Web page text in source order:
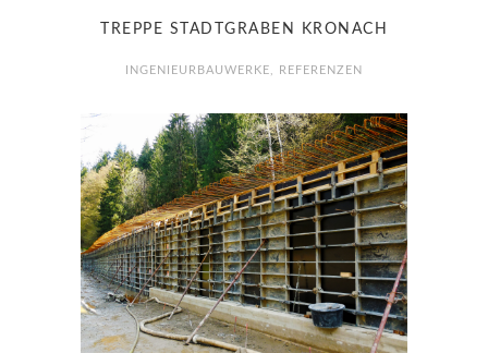
TREPPE STADTGRABEN KRONACH
INGENIEURBAUWERKE REFERENZEN